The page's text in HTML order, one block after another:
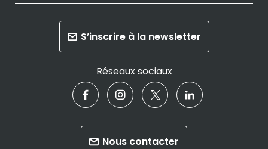
S’inscrire à la newsletter
Réseaux sociaux
Nous contacter